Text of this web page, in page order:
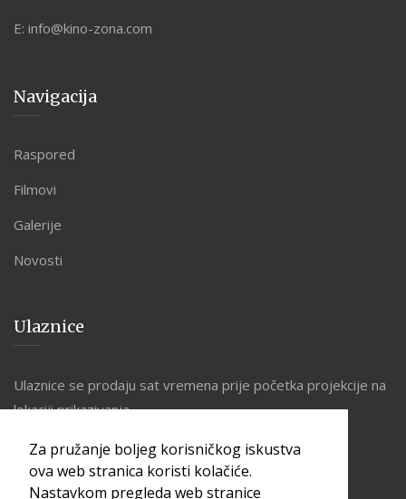
Za pružanje boljeg korisničkog iskustva
ova web stranica koristi kolačiće.
Nastavkom pregleda web stranice
E: info@kino-zona.com
Navigacija
Raspored
Filmovi
Galerije
Novosti
Ulaznice
Ulaznice se prodaju sat vremena prije početka projekcije na
lokaciji prikazivanja.